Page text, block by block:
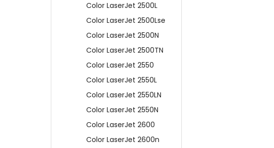
Color LaserJet 2500L
Color LaserJet 2500Lse
Color LaserJet 2500N
Color LaserJet 2500TN
Color LaserJet 2550
Color LaserJet 2550L
Color LaserJet 2550LN
Color LaserJet 2550N
Color LaserJet 2600
Color LaserJet 2600n